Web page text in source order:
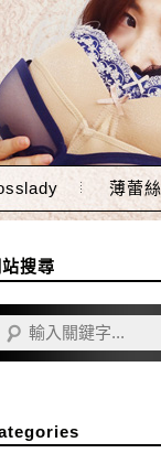
薄蕾
搜尋